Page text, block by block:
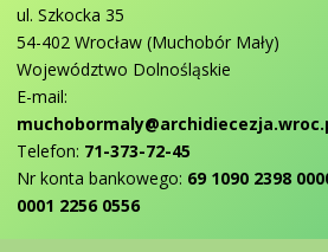
ul. Szkocka 35
54-402 Wrocław (Muchobór Mały)
Województwo Dolnośląskie
E-mail:
Telefon: 71-373-72-45
Nr konta bankowego: 69 1090 2398
0001 2256 0556